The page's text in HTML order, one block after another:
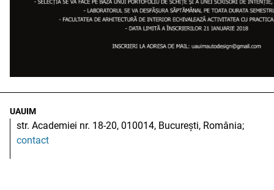
UAUIM
str. Academiei nr. 18-20, 010014, București, România;
contact